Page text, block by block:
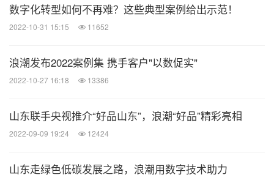
数字化转型如何不再难？这些典型案例给出示范！
2022-10-31 15:15 11652
浪潮发布2022案例集 携手客户"以数促实"
2022-10-27 16:18 13386
山东联手央视推介“好品山东”，浪潮“好品”精彩亮相
2022-09-09 19:24 12424
山东走绿色低碳发展之路，浪潮用数字技术助力